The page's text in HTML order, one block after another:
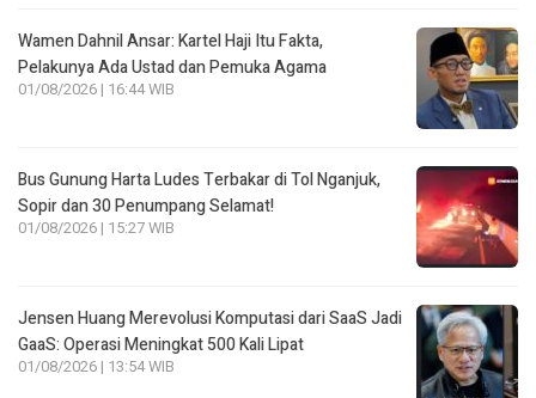
Wamen Dahnil Ansar: Kartel Haji Itu Fakta,
Pelakunya Ada Ustad dan Pemuka Agama
01/08/2026 | 16:44 WIB
Bus Gunung Harta Ludes Terbakar di Tol Nganjuk,
Sopir dan 30 Penumpang Selamat!
01/08/2026 | 15:27 WIB
Jensen Huang Merevolusi Komputasi dari SaaS Jadi
GaaS: Operasi Meningkat 500 Kali Lipat
01/08/2026 | 13:54 WIB